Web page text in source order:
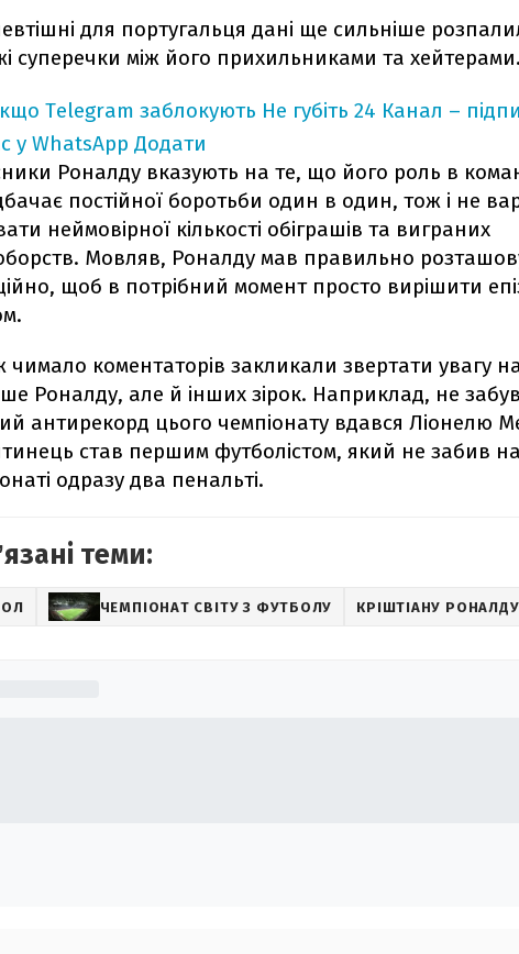
для португальця дані ще сильніше
суперечки між його прихильниками та хейтерами.
Telegram заблокують Не губіть 24 Канал –
у WhatsApp Додати
Роналду вказують на те, що його роль в
постійної боротьби один в один, тож і не
неймовірної кількості обіграшів та виграних
Мовляв, Роналду мав правильно
щоб в потрібний момент просто вирішити
чимало коментаторів закликали звертати увагу
Роналду, але й інших зірок. Наприклад, не
антирекорд цього чемпіонату вдався Ліонелю
став першим футболістом, який не забив
одразу два пенальті.
теми:
ЧЕМПІОНАТ СВІТУ З ФУТБОЛУ КРІШТІАНУ РОНАЛДУ